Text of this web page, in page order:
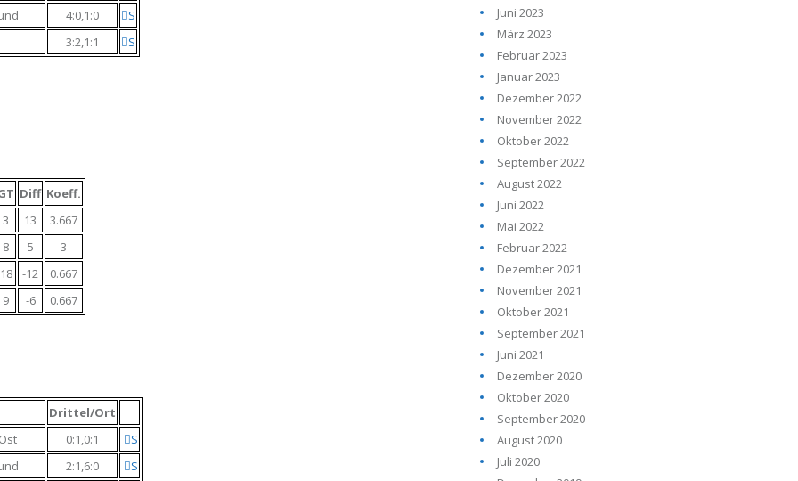
4:0,1:0
S
3:2,1:1
S
Diff Koeff.
3
13
3.667
8
5
3
18
-12
0.667
9
-6 0.667
Drittel/Ort
0:1,0:1
S
2:1,6:0 S
Juni 2023
März 2023
Februar 2023
Januar 2023
Dezember 2022
November 2022
Oktober 2022
September 2022
August 2022
Juni 2022
Mai 2022
Februar 2022
Dezember 2021
November 2021
Oktober 2021
September 2021
Juni 2021
Dezember 2020
Oktober 2020
September 2020
August 2020
Juli 2020